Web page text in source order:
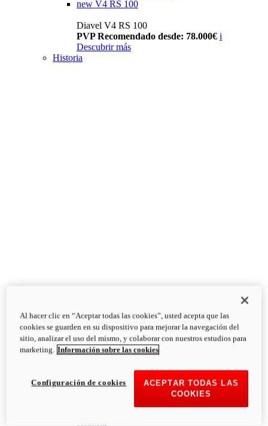
new V4 RS 100
Diavel V4 RS 100
PVP Recomendado desde: 78.000€ i
Descubrir más
Historia
Historia
Al hacer clic en “Aceptar todas las cookies”, usted acepta que las
cookies se guarden en su dispositivo para mejorar la navegación del
sitio, analizar el uso del mismo, y colaborar con nuestros estudios para
marketing. Información sobre las cookies
ACEPTAR TODAS LAS
COOKIES
Configuración de cookies